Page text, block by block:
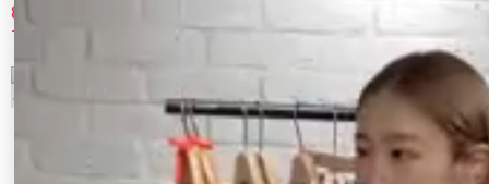
8,910 円
70%OFF 40%OFF
7